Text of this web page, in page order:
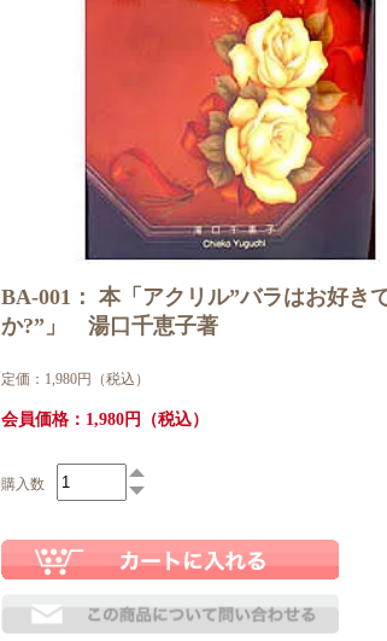
BA-001： 本「アクリル”バラはお好き
か?”」 湯口千恵子著
定価：1,980円（税込）
会員価格：1,980円（税込）
購入数